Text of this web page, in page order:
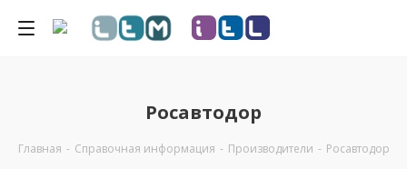
Росавтодор
Главная - Справочная информация - Производители - Росавтодор